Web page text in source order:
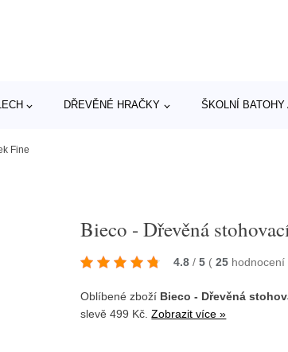
DŘEVĚNÉ HRAČKY ŠKOLNÍ BATOHY
Fine
Bieco - Dřevěná
4.8 / 5 ( 25 hodnocení
Oblíbené zboží Bieco - Dřevěná
slevě 499 Kč.Zobrazit více »